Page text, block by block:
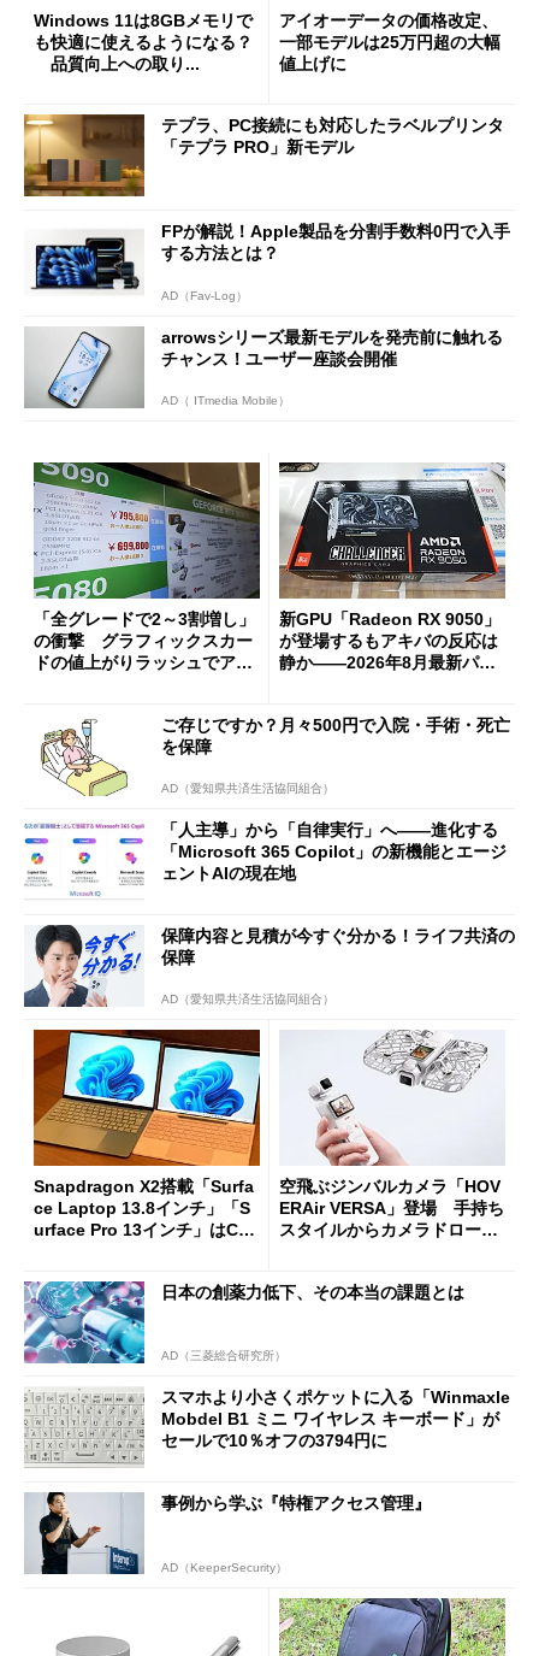
Windows 11は8GBメモリで
も快適に使えるようになる？
品質向上への取り...
アイオーデータの価格改定、
一部モデルは25万円超の大幅
値上げに
テプラ、PC接続にも対応したラベルプリンタ
「テプラ PRO」新モデル
FPが解説！Apple製品を分割手数料0円で入手
する方法とは？
AD（Fav-Log）
arrowsシリーズ最新モデルを発売前に触れる
チャンス！ユーザー座談会開催
AD（ ITmedia Mobile）
「全グレードで2～3割増し」
の衝撃 グラフィックスカー
ドの値上がりラッシュでアキ
新GPU「Radeon RX 9050」
が登場するもアキバの反応は
静か――2026年8月最新パー
ご存じですか？月々500円で入院・手術・死亡
を保障
AD（愛知県共済生活協同組合）
「人主導」から「自律実行」へ――進化する
「Microsoft 365 Copilot」の新機能とエージ
ェントAIの現在地
保障内容と見積が今すぐ分かる！ライフ共済の
保障
AD（愛知県共済生活協同組合）
Snapdragon X2搭載「Surfa
ce Laptop 13.8インチ」「S
urface Pro 13インチ」はCop
た
空飛ぶジンバルカメラ「HOV
ERAir VERSA」登場 手持ち
スタイルからカメラドローン
日本の創薬力低下、その本当の課題とは
AD（三菱総合研究所）
スマホより小さくポケットに入る「Winmaxle
Mobdel B1 ミニ ワイヤレス キーボード」が
セールで10％オフの3794円に
事例から学ぶ『特権アクセス管理』
AD（KeeperSecurity）